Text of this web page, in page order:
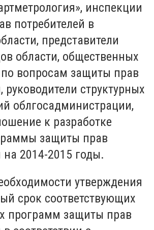
инспекции
потребителей в
представители
области, общественных
вопросам защиты прав
руководители структурных
облгосадминистрации,
к разработке
защиты прав
на 2014-2015 годы.
утверждения
срок соответствующих
программ защиты прав